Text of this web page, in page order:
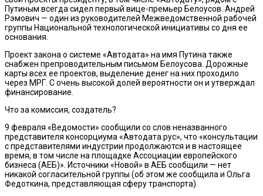
Путиным всегда сидел первый вице-премьер Белоусов. Андрей
Рэмович — один из руководителей Межведомственной рабочей
группы Национальной технологической инициативы со дня ее
основания.
Проект закона о системе «Автодата» на имя Путина также
снабжен препроводительным письмом Белоусова. Дорожные
карты всех ее проектов, выделение денег на них проходило
через МРГ. С очень высокой долей вероятности он и утверждал
финансирование.
Что за комиссия, создатель?
9 февраля «Ведомости» сообщили со слов неназванного
представителя консорциума «Автодата.рус», что «консультации
с представителями индустрии продолжаются и в настоящее
время, в том числе на площадке Ассоциации европейского
бизнеса (АЕБ)». Источники «Новой» в АЕБ сообщили — нет
никакой согласительной группы (об этом же сообщила и Ольга
Федоткина, представляющая сферу транспорта).